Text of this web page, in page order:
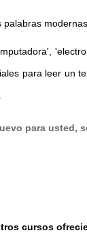
'
para leer un
para usted,
cursos